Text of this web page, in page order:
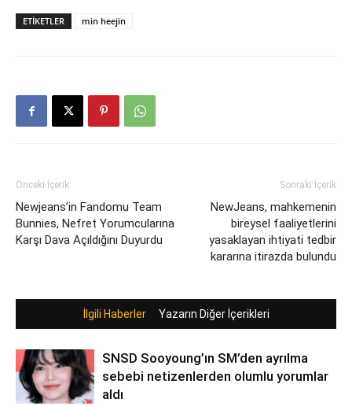
ETIKETLER min heejin
Önceki İçerik
Newjeans’in Fandomu Team
Bunnies, Nefret Yorumcularına
Karşı Dava Açıldığını Duyurdu
Sonraki İçerik
NewJeans, mahkemenin
bireysel faaliyetlerini
yasaklayan ihtiyati tedbir
kararına itirazda bulundu
İlgili Haberler Yazarın Diğer İçerikleri
SNSD Sooyoung’ın SM’den ayrılma
sebebi netizenlerden olumlu yorumlar
aldı